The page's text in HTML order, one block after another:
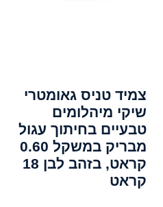
צמיד טניס גאומטרי
שיקי מיהלומים
טבעיים בחיתוך עגול
מבריק במשקל 0.60
קראט, בזהב לבן 18
קראט